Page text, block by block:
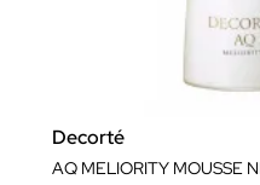
Decorté